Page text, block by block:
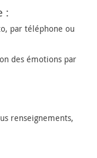
:
par téléphone ou
des émotions par
renseignements,